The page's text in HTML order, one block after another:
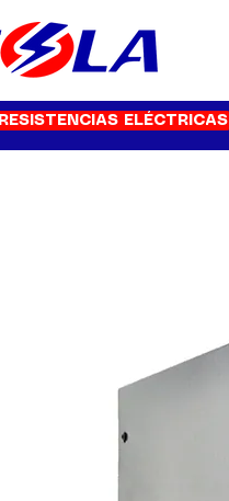
RESISTENCIAS ELÉCTRICAS